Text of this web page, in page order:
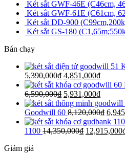
Két sắt GWF-46E (C46cm,
Két sắt GWF-61E (C61cm,
Két sắt DD-900
Két sắt GS-180
Bán chạy
5,390,000₫ 4,851,000₫
6,590,000₫ 5,931,000₫
Goodwill 60 8,120,000₫
1100 14,350,000₫ 12,915,000
Giảm giá